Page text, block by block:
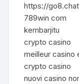
https://
789win com
kembarjitu
crypto casino
meilleur casino
crypto casino
nuovi casino